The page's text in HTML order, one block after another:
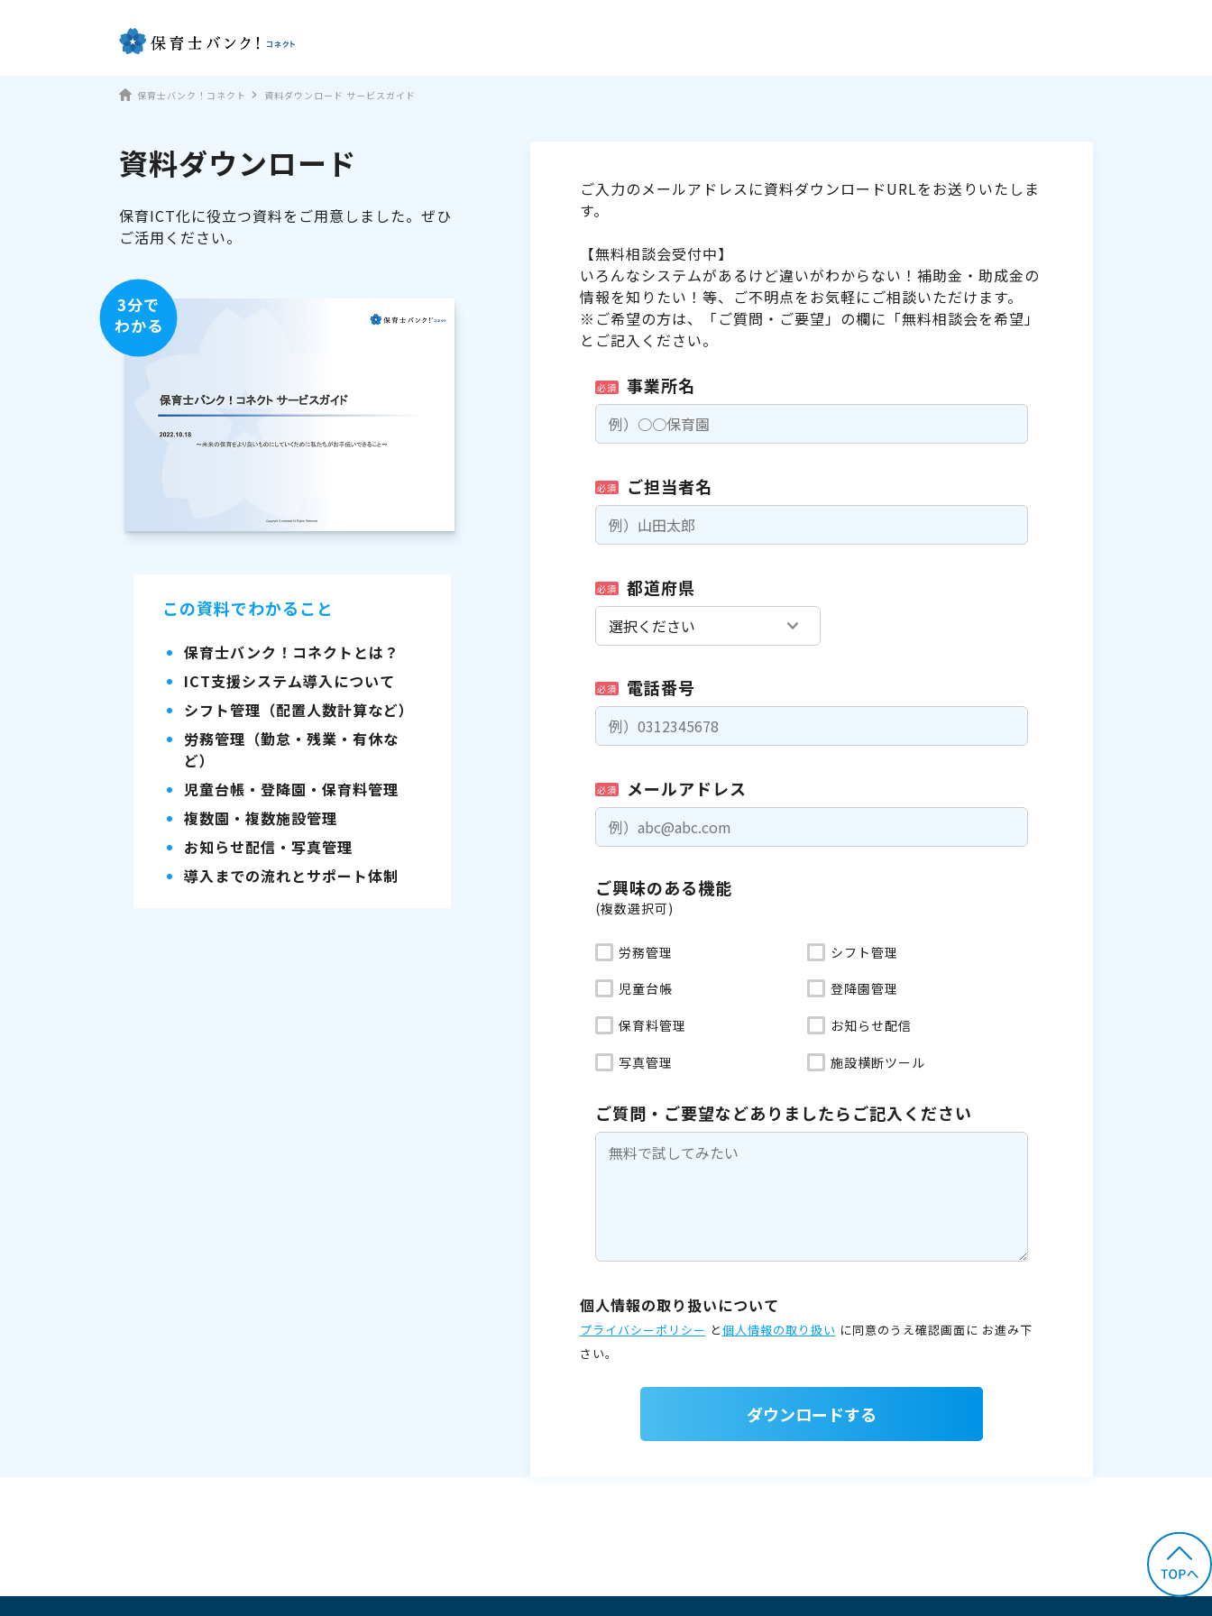
保育士バンク！コネクト 資料ダウンロード サービスガイド
資料ダウンロード
保育ICT化に役立つ資料をご用意しました。ぜひ
ご活用ください。
3分で
わかる
この資料でわかること
保育士バンク！コネクトとは？
ICT支援システム導入について
シフト管理（配置人数計算など）
労務管理（勤怠・残業・有休な
ど）
児童台帳・登降園・保育料管理
複数園・複数施設管理
お知らせ配信・写真管理
導入までの流れとサポート体制
ご入力のメールアドレスに資料ダウンロードURLをお送りいたしま
す。
【無料相談会受付中】
いろんなシステムがあるけど違いがわからない！補助金・助成金の
情報を知りたい！等、ご不明点をお気軽にご相談いただけます。
※ご希望の方は、「ご質問・ご要望」の欄に「無料相談会を希望」
とご記入ください。
必須 事業所名
必須 ご担当者名
必須 都道府県
必須 電話番号
必須 メールアドレス
ご興味のある機能
(複数選択可)
労務管理 シフト管理
児童台帳 登降園管理
保育料管理 お知らせ配信
写真管理 施設横断ツール
ご質問・ご要望などありましたらご記入ください
個人情報の取り扱いについて
プライバシーポリシー と個人情報の取り扱い に同意のうえ確認画面に お進み下
さい。
ダウンロードする